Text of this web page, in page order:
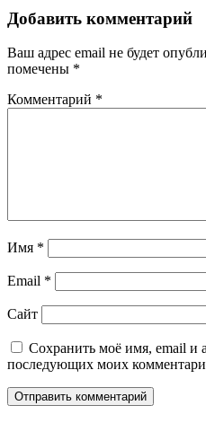
Добавить комментарий
Ваш адрес email не будет
помечены *
Комментарий *
Имя *
Email *
Сайт
Сохранить моё имя, email и
последующих моих